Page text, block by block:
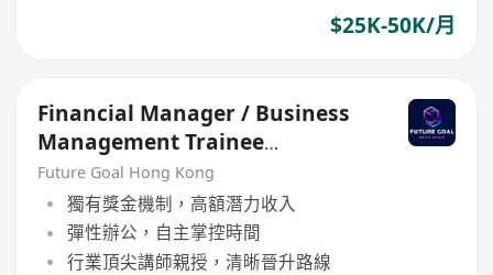
$25K-50K/月
Financial Manager / Business
Management Trainee
Programme
Future Goal Hong Kong
獨有獎金機制，高額潛力收入
彈性辦公，自主掌控時間
行業頂尖講師親授，清晰晉升路線